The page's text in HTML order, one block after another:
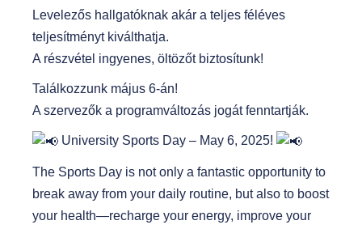
Levelezős hallgatóknak akár a teljes féléves
teljesítményt kiválthatja.
A részvétel ingyenes, öltözőt biztosítunk!
Találkozzunk május 6-án!
A szervezők a programváltozás jogát fenntartják.
University Sports Day – May 6, 2025!
The Sports Day is not only a fantastic opportunity to
break away from your daily routine, but also to boost
your health—recharge your energy, improve your